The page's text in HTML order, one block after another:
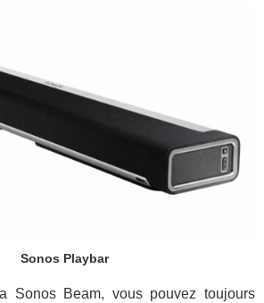
Sonos Playbar
Sonos Beam, vous pouvez toujours